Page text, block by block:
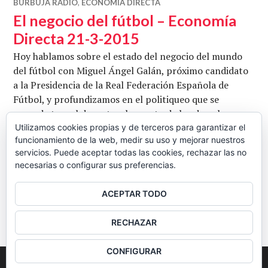
BURBUJA RADIO, ECONOMÍA DIRECTA
El negocio del fútbol – Economía
Directa 21-3-2015
Hoy hablamos sobre el estado del negocio del mundo
del fútbol con Miguel Ángel Galán, próximo candidato
a la Presidencia de la Real Federación Española de
Fútbol, y profundizamos en el politiqueo que se
esconde tras el deporte, el reparto de los derechos
audiovisuales, la violencia en los estadios, el fomento
del fútbol base o la selección nacional entre otras
cosas. También hablamos sobre la …Seguir leyendoEl
BARRA
LATERAL
2026 Colectivo Burbuja
Utilizamos cookies propias y de terceros para garantizar el
funcionamiento de la web, medir su uso y mejorar nuestros
servicios. Puede aceptar todas las cookies, rechazar las no
necesarias o configurar sus preferencias.
ACEPTAR TODO
RECHAZAR
CONFIGURAR